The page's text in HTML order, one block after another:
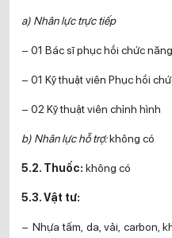
a) Nhân lực trực tiếp
– 01 Bác sĩ phục hồi chức năng
– 01 Kỹ thuật viên Phục hồi
– 02 Kỹ thuật viên chỉnh hình
b) Nhân lực hỗ trợ:không có
5.2. Thuốc: không có
5.3. Vật tư:
– Nhựa tấm, da, vải, carbon,